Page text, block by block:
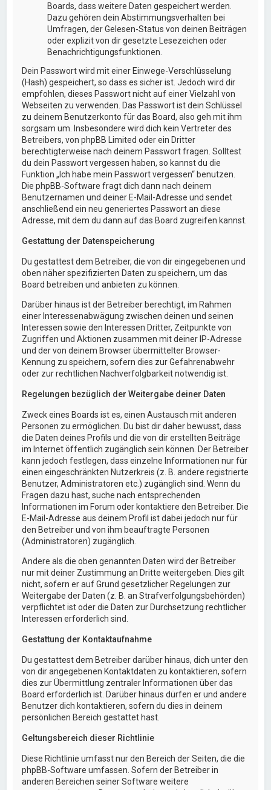
Boards, dass weitere Daten gespeichert werden.
Dazu gehören dein Abstimmungsverhalten bei
Umfragen, der Gelesen-Status von deinen Beiträgen
oder explizit von dir gesetzte Lesezeichen oder
Benachrichtigungsfunktionen.
Dein Passwort wird mit einer Einwege-Verschlüsselung
(Hash) gespeichert, so dass es sicher ist. Jedoch wird dir
empfohlen, dieses Passwort nicht auf einer Vielzahl von
Webseiten zu verwenden. Das Passwort ist dein Schlüssel
zu deinem Benutzerkonto für das Board, also geh mit ihm
sorgsam um. Insbesondere wird dich kein Vertreter des
Betreibers, von phpBB Limited oder ein Dritter
berechtigterweise nach deinem Passwort fragen. Solltest
du dein Passwort vergessen haben, so kannst du die
Funktion „Ich habe mein Passwort vergessen“ benutzen.
Die phpBB-Software fragt dich dann nach deinem
Benutzernamen und deiner E-Mail-Adresse und sendet
anschließend ein neu generiertes Passwort an diese
Adresse, mit dem du dann auf das Board zugreifen kannst.
Gestattung der Datenspeicherung
Du gestattest dem Betreiber, die von dir eingegebenen und
oben näher spezifizierten Daten zu speichern, um das
Board betreiben und anbieten zu können.
Darüber hinaus ist der Betreiber berechtigt, im Rahmen
einer Interessenabwägung zwischen deinen und seinen
Interessen sowie den Interessen Dritter, Zeitpunkte von
Zugriffen und Aktionen zusammen mit deiner IP-Adresse
und der von deinem Browser übermittelter Browser-
Kennung zu speichern, sofern dies zur Gefahrenabwehr
oder zur rechtlichen Nachverfolgbarkeit notwendig ist.
Regelungen bezüglich der Weitergabe deiner Daten
Zweck eines Boards ist es, einen Austausch mit anderen
Personen zu ermöglichen. Du bist dir daher bewusst, dass
die Daten deines Profils und die von dir erstellten Beiträge
im Internet öffentlich zugänglich sein können. Der Betreiber
kann jedoch festlegen, dass einzelne Informationen nur für
einen eingeschränkten Nutzerkreis (z. B. andere registrierte
Benutzer, Administratoren etc.) zugänglich sind. Wenn du
Fragen dazu hast, suche nach entsprechenden
Informationen im Forum oder kontaktiere den Betreiber. Die
E-Mail-Adresse aus deinem Profil ist dabei jedoch nur für
den Betreiber und von ihm beauftragte Personen
(Administratoren) zugänglich.
Andere als die oben genannten Daten wird der Betreiber
nur mit deiner Zustimmung an Dritte weitergeben. Dies gilt
nicht, sofern er auf Grund gesetzlicher Regelungen zur
Weitergabe der Daten (z. B. an Strafverfolgungsbehörden)
verpflichtet ist oder die Daten zur Durchsetzung rechtlicher
Interessen erforderlich sind.
Gestattung der Kontaktaufnahme
Du gestattest dem Betreiber darüber hinaus, dich unter den
von dir angegebenen Kontaktdaten zu kontaktieren, sofern
dies zur Übermittlung zentraler Informationen über das
Board erforderlich ist. Darüber hinaus dürfen er und andere
Benutzer dich kontaktieren, sofern du dies in deinem
persönlichen Bereich gestattet hast.
Geltungsbereich dieser Richtlinie
Diese Richtlinie umfasst nur den Bereich der Seiten, die die
phpBB-Software umfassen. Sofern der Betreiber in
anderen Bereichen seiner Software weitere